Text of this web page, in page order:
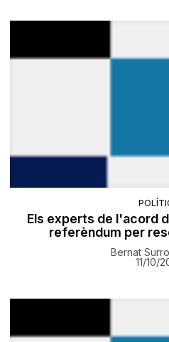
Els experts de l'acord
referèndum per
Bernat
11/10/